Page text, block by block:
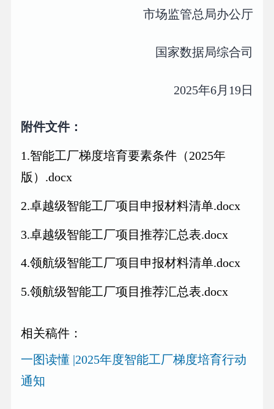
市场监管总局办公厅
国家数据局综合司
2025年6月19日
附件文件：
1.智能工厂梯度培育要素条件（2025年
版）.docx
2.卓越级智能工厂项目申报材料清单.docx
3.卓越级智能工厂项目推荐汇总表.docx
4.领航级智能工厂项目申报材料清单.docx
5.领航级智能工厂项目推荐汇总表.docx
相关稿件：
一图读懂 |2025年度智能工厂梯度培育行动
通知